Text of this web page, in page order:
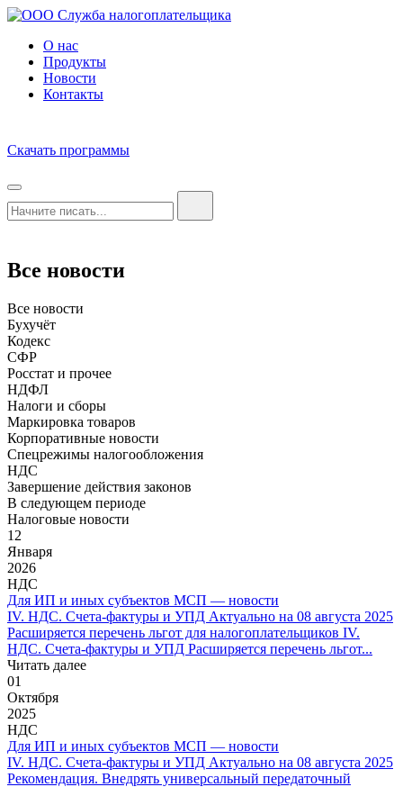
О нас
Продукты
Новости
Контакты
Скачать программы
Все новости
Все новости
Бухучёт
Кодекс
СФР
Росстат и прочее
НДФЛ
Налоги и сборы
Маркировка товаров
Корпоративные новости
Спецрежимы налогообложения
НДС
Завершение действия законов
В следующем периоде
Налоговые новости
12
Января
2026
НДС
Для ИП и иных субъектов МСП — новости
IV. НДС. Счета-фактуры и УПД Актуально на 08 августа 2025
Расширяется перечень льгот для налогоплательщиков IV.
НДС. Счета-фактуры и УПД Расширяется перечень льгот...
Читать далее
01
Октября
2025
НДС
Для ИП и иных субъектов МСП — новости
IV. НДС. Счета-фактуры и УПД Актуально на 08 августа 2025
Рекомендация. Внедрять универсальный передаточный